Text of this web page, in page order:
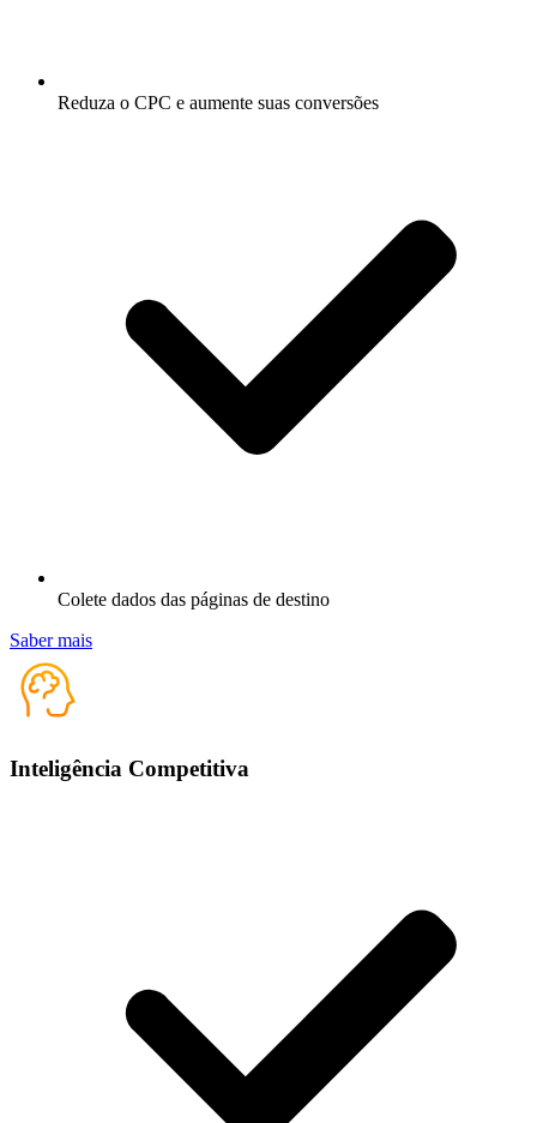
Reduza o CPC e aumente suas conversões
Colete dados das páginas de destino
Saber mais
Inteligência Competitiva